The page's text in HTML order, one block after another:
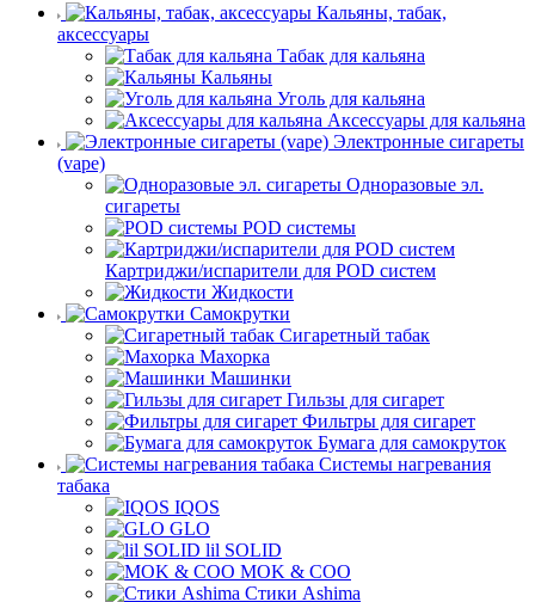
Кальяны, табак,
аксессуары
Табак для кальяна
Кальяны
Уголь для кальяна
Аксессуары для кальяна
Электронные сигареты
(vape)
Одноразовые эл.
сигареты
POD системы
Картриджи/испарители для POD систем
Жидкости
Самокрутки
Сигаретный табак
Махорка
Машинки
Гильзы для сигарет
Фильтры для сигарет
Бумага для самокруток
Системы нагревания
табака
IQOS
GLO
lil SOLID
MOK & COO
Стики Ashima